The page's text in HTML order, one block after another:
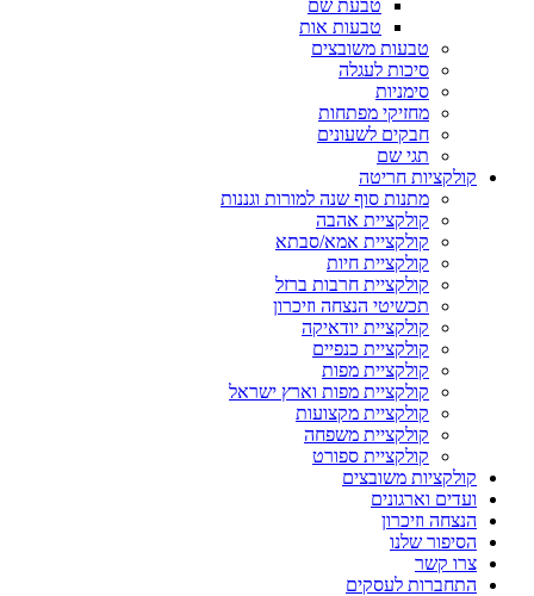
טבעת שם
טבעות אות
טבעות משובצים
סיכות לעגלה
סימניות
מחזיקי מפתחות
חבקים לשעונים
תגי שם
קולקציות חריטה
מתנות סוף שנה למורות וגננות
קולקציית אהבה
קולקציית אמא/סבתא
קולקציית חיות
קולקציית חרבות ברזל
תכשיטי הנצחה וזיכרון
קולקציית יודאיקה
קולקציית כנפיים
קולקציית מפות
קולקציית מפות וארץ ישראל
קולקציית מקצועות
קולקציית משפחה
קולקציית ספורט
קולקציות משובצים
ועדים וארגונים
הנצחה וזיכרון
הסיפור שלנו
צרו קשר
התחברות לעסקים